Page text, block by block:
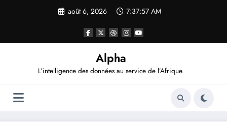
août 6, 2026 7:37:58 AM
Alpha
L’intelligence des données au service de l’Afrique.